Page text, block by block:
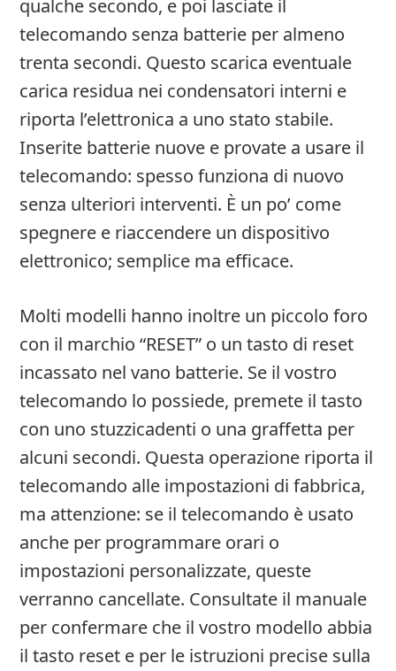
qualche secondo, e poi lasciate il
telecomando senza batterie per almeno
trenta secondi. Questo scarica eventuale
carica residua nei condensatori interni e
riporta l’elettronica a uno stato stabile.
Inserite batterie nuove e provate a usare il
telecomando: spesso funziona di nuovo
senza ulteriori interventi. È un po’ come
spegnere e riaccendere un dispositivo
elettronico; semplice ma efficace.
Molti modelli hanno inoltre un piccolo foro
con il marchio “RESET” o un tasto di reset
incassato nel vano batterie. Se il vostro
telecomando lo possiede, premete il tasto
con uno stuzzicadenti o una graffetta per
alcuni secondi. Questa operazione riporta il
telecomando alle impostazioni di fabbrica,
ma attenzione: se il telecomando è usato
anche per programmare orari o
impostazioni personalizzate, queste
verranno cancellate. Consultate il manuale
per confermare che il vostro modello abbia
il tasto reset e per le istruzioni precise sulla